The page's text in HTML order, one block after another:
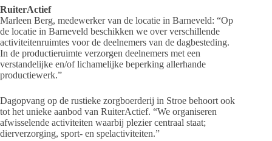
RuiterActief
Marleen Berg, medewerker van de locatie in Barneveld: “Op
de locatie in Barneveld beschikken we over verschillende
activiteitenruimtes voor de deelnemers van de dagbesteding.
In de productieruimte verzorgen deelnemers met een
verstandelijke en/of lichamelijke beperking allerhande
productiewerk.”
Dagopvang op de rustieke zorgboerderij in Stroe behoort ook
tot het unieke aanbod van RuiterActief. “We organiseren
afwisselende activiteiten waarbij plezier centraal staat;
dierverzorging, sport- en spelactiviteiten.”